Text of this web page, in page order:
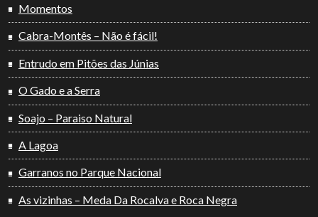
Momentos
Cabra-Montês – Não é fácil!
Entrudo em Pitões das Júnias
O Gado e a Serra
Soajo – Paraiso Natural
A Lagoa
Garranos no Parque Nacional
As vizinhas – Meda Da Rocalva e Roca Negra